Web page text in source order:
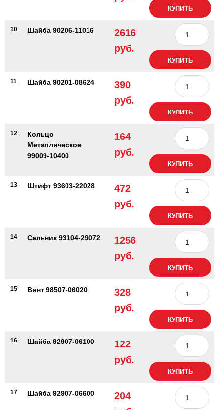
КУПИТЬ
10 Шайба 90206-11016
2616
руб.
КУПИТЬ
11 Шайба 90201-08624
390
руб.
КУПИТЬ
12
Кольцо
Металлическое
99009-10400
164
руб.
КУПИТЬ
13 Штифт 93603-22028
472
руб.
КУПИТЬ
14 Сальник 93104-29072
1256
руб.
КУПИТЬ
15 Винт 98507-06020
328
руб.
КУПИТЬ
16 Шайба 92907-06100
122
руб.
КУПИТЬ
17 Шайба 92907-06600
204